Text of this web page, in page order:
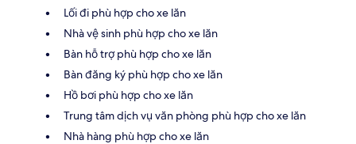
Lối đi phù hợp cho xe lăn
Nhà vệ sinh phù hợp cho xe lăn
Bàn hỗ trợ phù hợp cho xe lăn
Bàn đăng ký phù hợp cho xe lăn
Hồ bơi phù hợp cho xe lăn
Trung tâm dịch vụ văn phòng phù hợp cho xe lăn
Nhà hàng phù hợp cho xe lăn